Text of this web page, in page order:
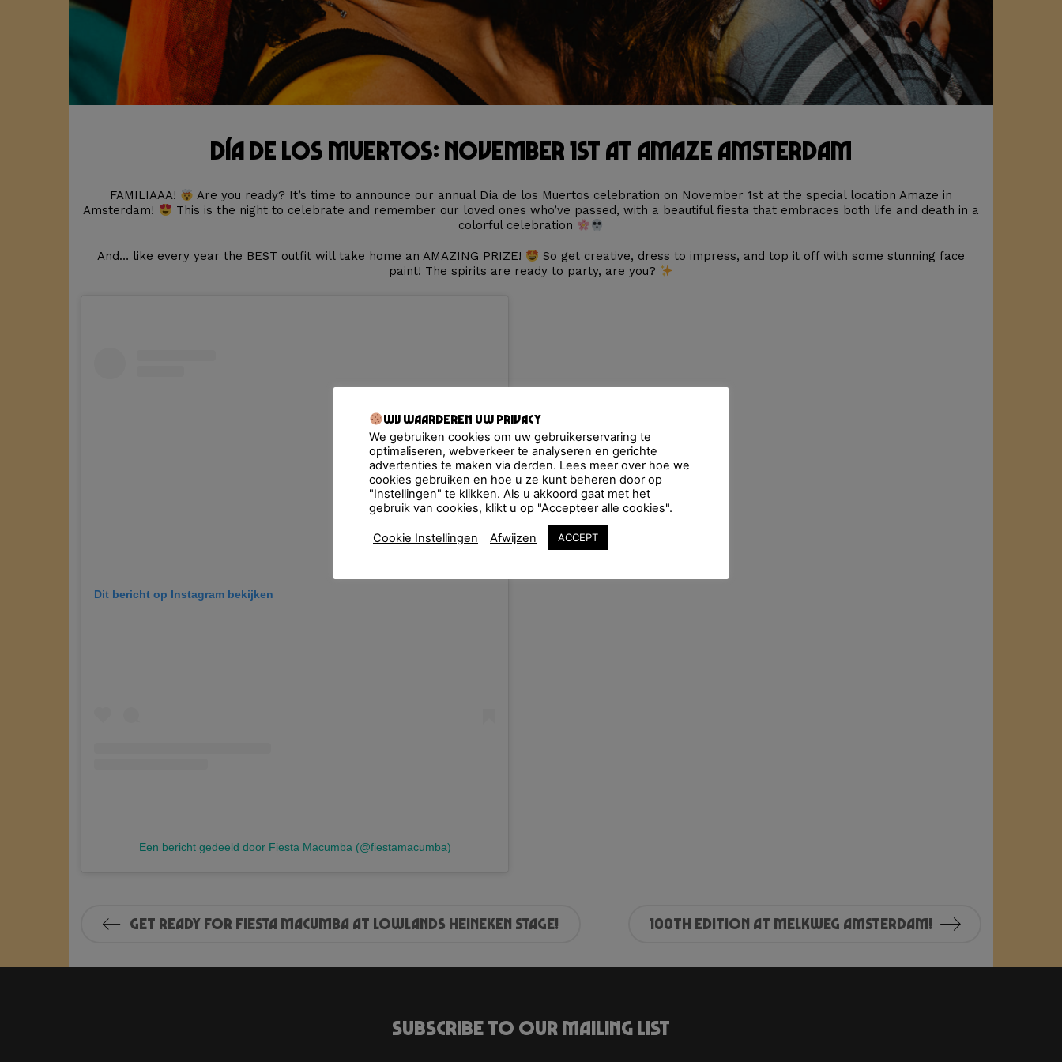
Día de los Muertos: November 1st at AMAZE Amsterdam
FAMILIAAA!
Are you ready? It’s time to announce our annual Día de los Muertos celebration on November 1st at the special location Amaze in
Amsterdam!
This is the night to celebrate and remember our loved ones who’ve passed, with a beautiful fiesta that embraces both life and death in a
colorful celebration
And… like every year the BEST outfit will take home an AMAZING PRIZE!
So get creative, dress to impress, and top it off with some stunning face
paint! The spirits are ready to party, are you?
Dit bericht op Instagram bekijken
Een bericht gedeeld door Fiesta Macumba (@fiestamacumba)
Get Ready for Fiesta Macumba at Lowlands Heineken Stage! 100th Edition at Melkweg Amsterdam!
Subscribe to our mailing list
Wij waarderen uw privacy
We gebruiken cookies om uw gebruikerservaring te
optimaliseren, webverkeer te analyseren en gerichte
advertenties te maken via derden. Lees meer over hoe we
cookies gebruiken en hoe u ze kunt beheren door op
"Instellingen" te klikken. Als u akkoord gaat met het
gebruik van cookies, klikt u op "Accepteer alle cookies".
Cookie Instellingen Afwijzen ACCEPT